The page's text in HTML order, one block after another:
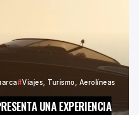
Viajes, Turismo, Aerolíneas
UNA EXPERIENCIA